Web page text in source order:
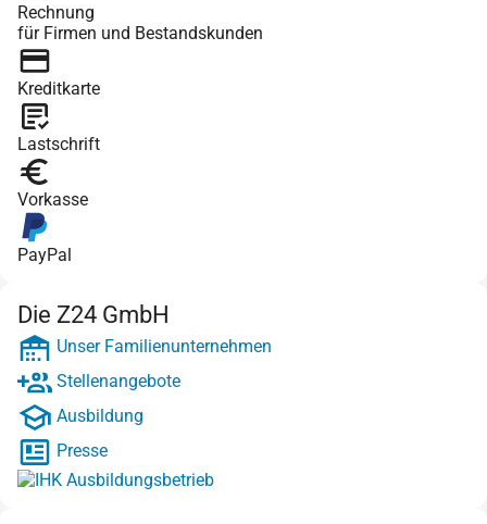
Rechnung
für Firmen und Bestandskunden
Kreditkarte
Lastschrift
Vorkasse
PayPal
Die Z24 GmbH
Unser Familienunternehmen
Stellenangebote
Ausbildung
Presse